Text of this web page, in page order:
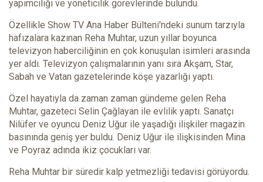
yapımcılığı ve yöneticilik görevlerinde bulundu.
Özellikle Show TV Ana Haber Bülteni'ndeki sunum tarzıyla
hafızalara kazınan Reha Muhtar, uzun yıllar boyunca
televizyon haberciliğinin en çok konuşulan isimleri arasında
yer aldı. Televizyon çalışmalarının yanı sıra Akşam, Star,
Sabah ve Vatan gazetelerinde köşe yazarlığı yaptı.
Özel hayatıyla da zaman zaman gündeme gelen Reha
Muhtar, gazeteci Selin Çağlayan ile evlilik yaptı. Sanatçı
Nilüfer ve oyuncu Deniz Uğur ile yaşadığı ilişkiler magazin
basınında geniş yer buldu. Deniz Uğur ile ilişkisinden Mina
ve Poyraz adında ikiz çocukları var.
Reha Muhtar bir süredir kalp yetmezliği tedavisi görüyordu.